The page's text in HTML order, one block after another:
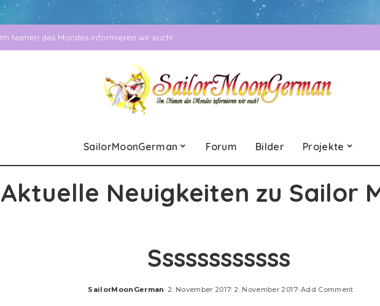
Im Namen des Mondes informieren wir euch!
SailorMoonGerman Forum Bilder Projekte
Aktuelle Neuigkeiten zu Sailor
Ssssssssssss
Posted
SailorMoonGerman 2. November 2017 2. November 2017 Add Comment